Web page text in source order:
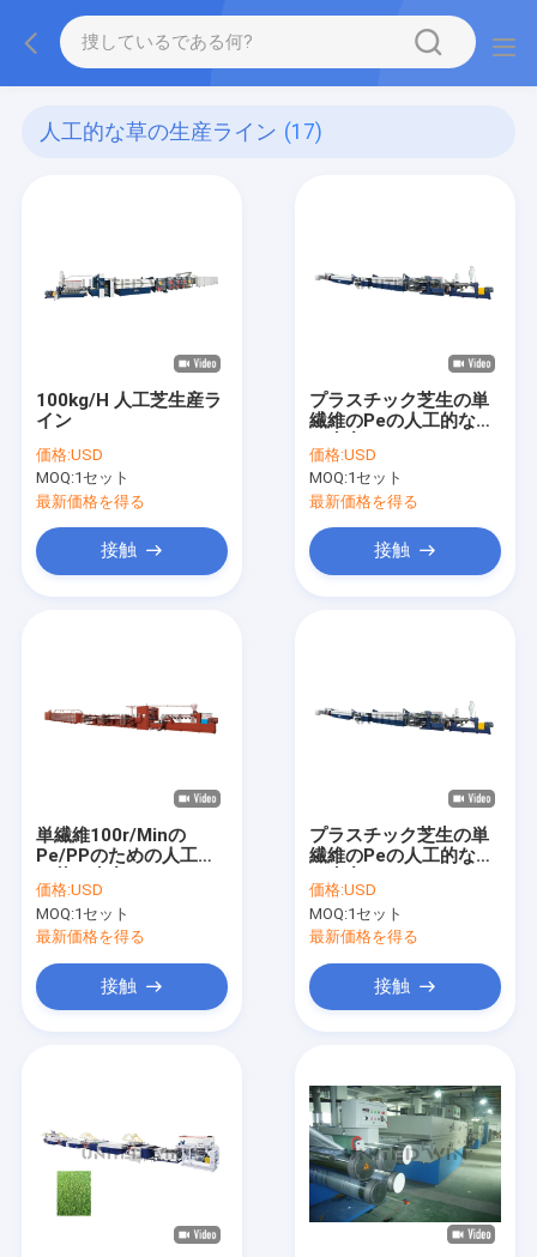
人工的な草の生産ライン (17)
100kg/H 人工芝生産ラ
イン
価格:USD
MOQ:1セット
最新価格を得る
接触
プラスチック芝生の単
繊維のPeの人工的な草
価格:USD
MOQ:1セット
最新価格を得る
接触
単繊維100r/Minの
Pe/PPのための人工的
価格:USD
MOQ:1セット
最新価格を得る
接触
プラスチック芝生の単
繊維のPeの人工的な草
価格:USD
MOQ:1セット
最新価格を得る
接触